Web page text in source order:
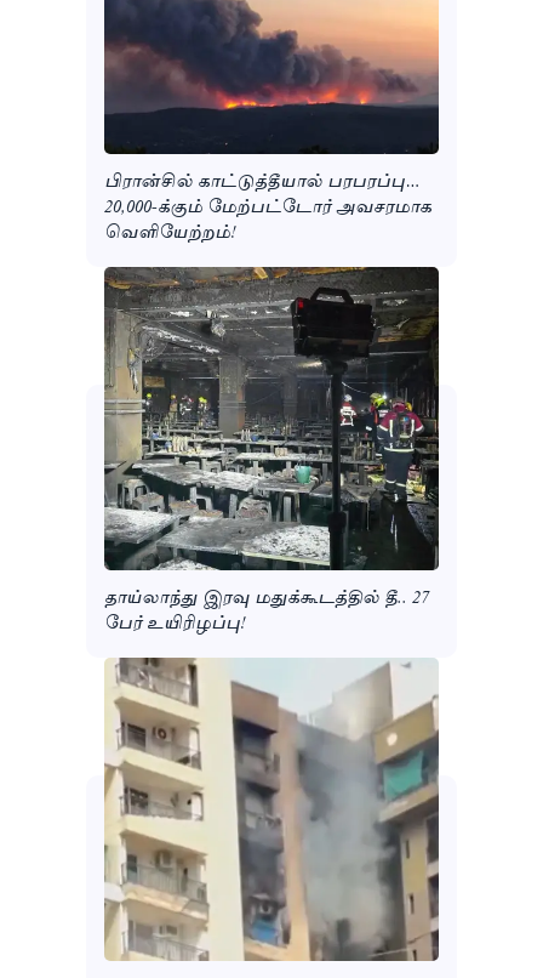
பிரான்சில் காட்டுத்தீயால் பரபரப்பு…
20,000-க்கும் மேற்பட்டோர் அவசரமாக
வெளியேற்றம்!
தாய்லாந்து இரவு மதுக்கூடத்தில் தீ.. 27
பேர் உயிரிழப்பு!